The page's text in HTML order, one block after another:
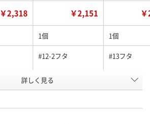
￥2,318 ￥2,151
1個 1個
#12-2フタ #13フタ
ライトグレー オレンジ
詳しく見る